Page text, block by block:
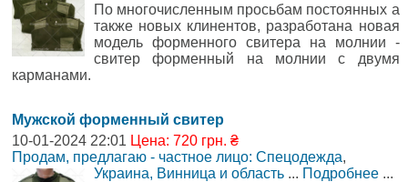
По многочисленным просьбам постоянных а
также новых клинентов, разработана новая
модель форменного свитера на молнии -
свитер форменный на молнии с двумя
карманами.
Мужской форменный свитер
10-01-2024 22:01 Цена: 720 грн. ₴
Продам, предлагаю - частное лицо: Спецодежда,
Украина, Винница и область ... Подробнее ...